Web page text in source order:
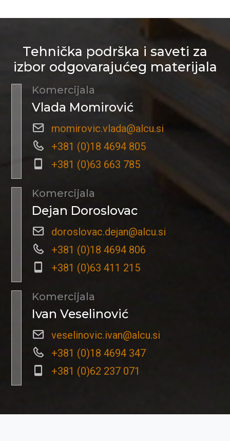
Tehnička podrška i saveti za
izbor odgovarajućeg materijala
Komercijala
Vlada Momirović
momirovic.vlada@alcu.si
+381 (0)18 4694 805
+381 (0)63 663 785
Komercijala
Dejan Doroslovac
doroslovac.dejan@alcu.si
+381 (0)18 4694 806
+381 (0)63 411 215
Komercijala
Ivan Veselinović
veselinovic.ivan@alcu.si
+381 (0)18 4694 347
+381 (0)62 237 071